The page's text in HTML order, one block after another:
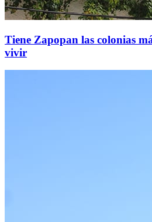
Tiene Zapopan las colonias
vivir